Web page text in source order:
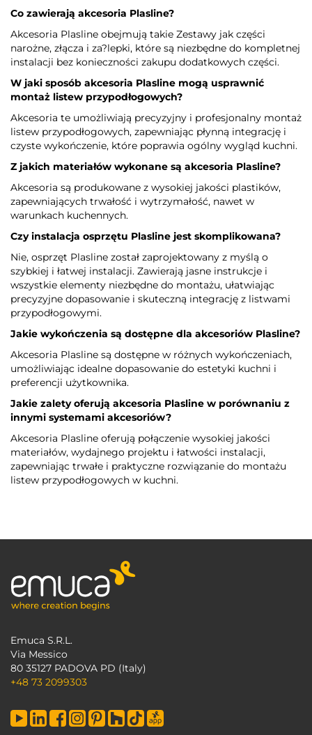
Co zawierają akcesoria Plasline?
Akcesoria Plasline obejmują takie Zestawy jak części
narożne, złącza i za?lepki, które są niezbędne do kompletnej
instalacji bez konieczności zakupu dodatkowych części.
W jaki sposób akcesoria Plasline mogą usprawnić
montaż listew przypodłogowych?
Akcesoria te umożliwiają precyzyjny i profesjonalny montaż
listew przypodłogowych, zapewniając płynną integrację i
czyste wykończenie, które poprawia ogólny wygląd kuchni.
Z jakich materiałów wykonane są akcesoria Plasline?
Akcesoria są produkowane z wysokiej jakości plastików,
zapewniających trwałość i wytrzymałość, nawet w
warunkach kuchennych.
Czy instalacja osprzętu Plasline jest skomplikowana?
Nie, osprzęt Plasline został zaprojektowany z myślą o
szybkiej i łatwej instalacji. Zawierają jasne instrukcje i
wszystkie elementy niezbędne do montażu, ułatwiając
precyzyjne dopasowanie i skuteczną integrację z listwami
przypodłogowymi.
Jakie wykończenia są dostępne dla akcesoriów Plasline?
Akcesoria Plasline są dostępne w różnych wykończeniach,
umożliwiając idealne dopasowanie do estetyki kuchni i
preferencji użytkownika.
Jakie zalety oferują akcesoria Plasline w porównaniu z
innymi systemami akcesoriów?
Akcesoria Plasline oferują połączenie wysokiej jakości
materiałów, wydajnego projektu i łatwości instalacji,
zapewniając trwałe i praktyczne rozwiązanie do montażu
listew przypodłogowych w kuchni.
Emuca S.R.L.
Via Messico
80 35127 PADOVA PD (Italy)
+48 73 2099303